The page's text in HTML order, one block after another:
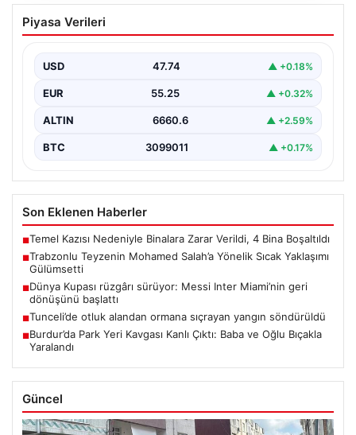
Trabzonlu Teyzenin Mohamed Salah’a
Yönelik Sıcak Yaklaşımı Gülümsetti
Salah, bir reklam filmi çekimi için Trabzon'un Araklı…
Piyasa Verileri
USD 47.74 ▲ +0.18%
EUR 55.25 ▲ +0.32%
ALTIN 6660.6 ▲ +2.59%
BTC 3099011 ▲ +0.17%
Son Eklenen Haberler
■Temel Kazısı Nedeniyle Binalara Zarar Verildi, 4 Bina Boşaltıldı
■Trabzonlu Teyzenin Mohamed Salah’a Yönelik Sıcak Yaklaşımı
Gülümsetti
■Dünya Kupası rüzgârı sürüyor: Messi Inter Miami’nin geri
dönüşünü başlattı
■Tunceli’de otluk alandan ormana sıçrayan yangın söndürüldü
■Burdur’da Park Yeri Kavgası Kanlı Çıktı: Baba ve Oğlu Bıçakla
Yaralandı
Güncel